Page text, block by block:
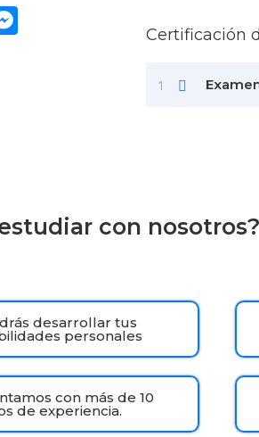
MessengerCertificación
1
con nosotros?
desarrollar tus
personales
con más de 10
de experiencia.